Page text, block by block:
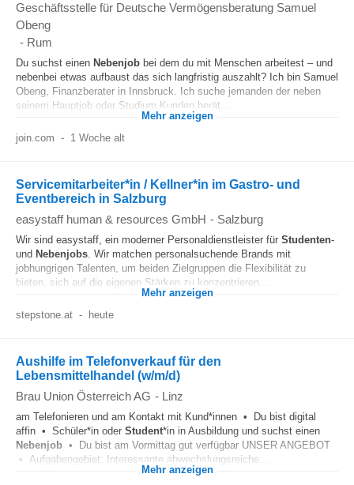
Geschäftsstelle für Deutsche Vermögensberatung Samuel
Obeng
- Rum
Du suchst einen Nebenjob bei dem du mit Menschen arbeitest – und
nebenbei etwas aufbaust das sich langfristig auszahlt? Ich bin Samuel
Obeng, Finanzberater in Innsbruck. Ich suche jemanden der neben
seinem Hauptjob oder Studium Kunden berät...
Mehr anzeigen
join.com - 1 Woche alt
Servicemitarbeiter*in / Kellner*in im Gastro- und
Eventbereich in Salzburg
easystaff human & resources GmbH - Salzburg
Wir sind easystaff, ein moderner Personaldienstleister für Studenten-
und Nebenjobs. Wir matchen personalsuchende Brands mit
jobhungrigen Talenten, um beiden Zielgruppen die Flexibilität zu
bieten, sich auf die eigenen Stärken zu konzentrieren...
Mehr anzeigen
stepstone.at - heute
Aushilfe im Telefonverkauf für den
Lebensmittelhandel (w/m/d)
Brau Union Österreich AG - Linz
am Telefonieren und am Kontakt mit Kund*innen • Du bist digital
affin • Schüler*in oder Student*in in Ausbildung und suchst einen
Nebenjob • Du bist am Vormittag gut verfügbar UNSER ANGEBOT
• Aufgabengebiet: Interessante abwechslungsreiche...
Mehr anzeigen